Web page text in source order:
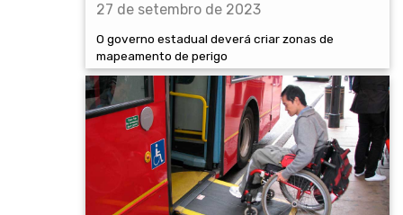
27 de setembro de 2023
O governo estadual deverá criar zonas de
mapeamento de perigo